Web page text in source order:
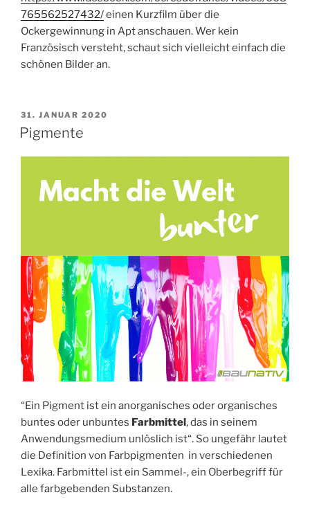
765562527432/einen Kurzfilm über die
Ockergewinnung in Apt anschauen. Wer kein
Französisch versteht, schaut sich vielleicht einfach die
schönen Bilder an.
VERÖFFENTLICHT
AM
31. JANUAR 2020
Pigmente
“Ein Pigment ist ein anorganisches oder organisches
buntes oder unbuntes Farbmittel, das in seinem
Anwendungsmedium unlöslich ist“. So ungefähr lautet
die Definition von Farbpigmenten in verschiedenen
Lexika. Farbmittel ist ein Sammel-, ein Oberbegriff für
alle farbgebenden Substanzen.